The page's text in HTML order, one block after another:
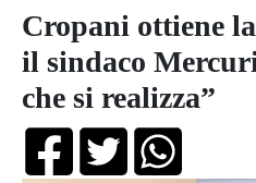
Cropani ottiene
il sindaco
che si realizza”